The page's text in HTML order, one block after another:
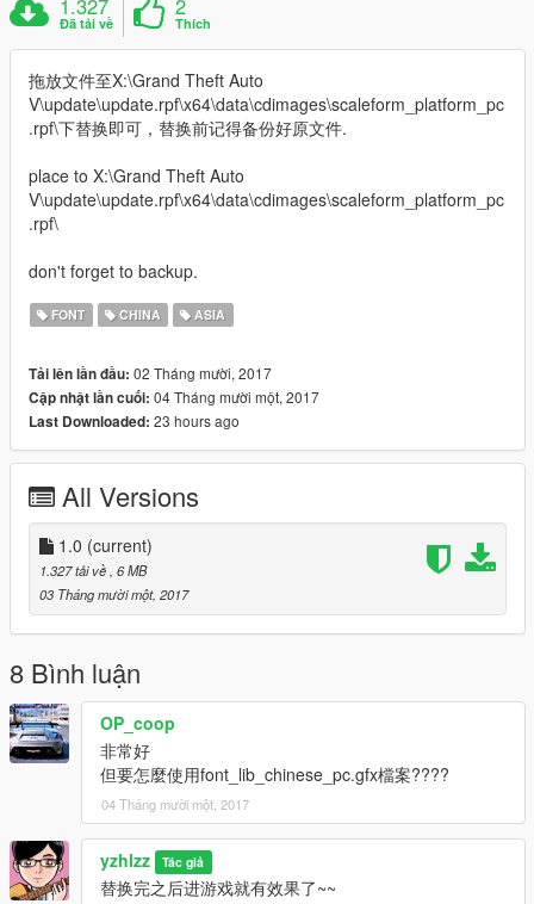
1.327
Đã tải về
2
Thích
拖放文件至X:\Grand Theft Auto
V\update\update.rpf\x64\data\cdimages\scaleform_platform_pc
.rpf\下替换即可，替换前记得备份好原文件.
place to X:\Grand Theft Auto
V\update\update.rpf\x64\data\cdimages\scaleform_platform_pc
.rpf\
don't forget to backup.
FONT CHINA ASIA
Tải lên lần đầu: 02 Tháng mười, 2017
Cập nhật lần cuối: 04 Tháng mười một, 2017
Last Downloaded: 23 hours ago
All Versions
1.0 (current)
1.327 tải về , 6 MB
03 Tháng mười một, 2017
8 Bình luận
OP_coop
非常好
但要怎麼使用font_lib_chinese_pc.gfx檔案????
04 Tháng mười một, 2017
yzhlzz Tác giả
替换完之后进游戏就有效果了~~